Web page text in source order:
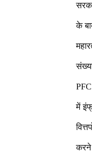
के
में
करने